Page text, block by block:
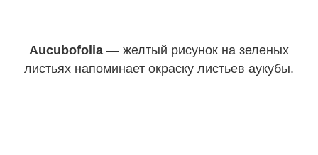
Aucubofolia — желтый рисунок на зеленых
листьях напоминает окраску листьев аукубы.